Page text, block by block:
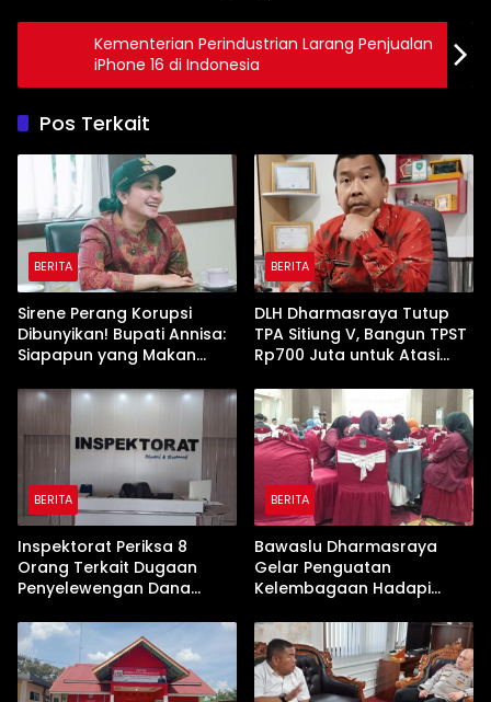
Kementerian Perindustrian Larang Penjualan
iPhone 16 di Indonesia
Pos Terkait
BERITA
Sirene Perang Korupsi
Dibunyikan! Bupati Annisa:
Siapapun yang Makan
BERITA
DLH Dharmasraya Tutup
TPA Sitiung V, Bangun TPST
Rp700 Juta untuk Atasi
BERITA
Inspektorat Periksa 8
Orang Terkait Dugaan
Penyelewengan Dana
Pejabat Dharmasraya‎‎
BERITA
Bawaslu Dharmasraya
Gelar Penguatan
Kelembagaan Hadapi
MK Nomor 135/PUU-
XXII/2024